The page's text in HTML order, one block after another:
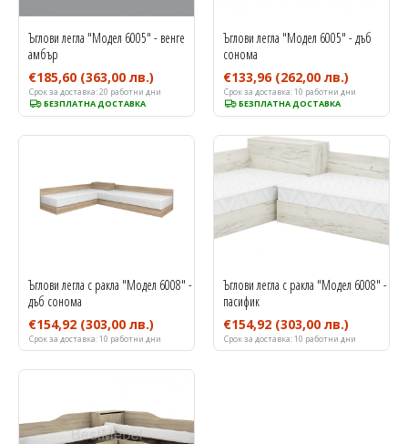
Срок за доставка:20 работни дни
БЕЗПЛАТНА ДОСТАВКА
Ъглови легла "Модел 6005" - венге
амбър
€185,60 (363,00 лв.)
Срок за доставка:10 работни дни
БЕЗПЛАТНА ДОСТАВКА
Ъглови легла "Модел 6005" - дъб
сонома
€133,96 (262,00 лв.)
Срок за доставка:10 работни дни
Ъглови легла с ракла "Модел 6008" -
дъб сонома
€154,92 (303,00 лв.)
Срок за доставка:10 работни дни
Ъглови легла с ракла "Модел 6008" -
пасифик
€154,92 (303,00 лв.)